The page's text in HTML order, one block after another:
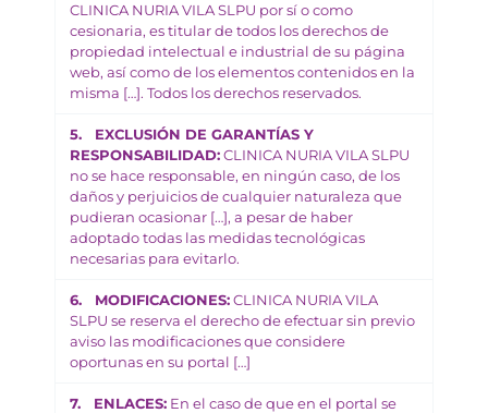
CLINICA NURIA VILA SLPU por sí o como
cesionaria, es titular de todos los derechos de
propiedad intelectual e industrial de su página
web, así como de los elementos contenidos en la
misma […]. Todos los derechos reservados.
5. EXCLUSIÓN DE GARANTÍAS Y
RESPONSABILIDAD:CLINICA NURIA VILA SLPU
no se hace responsable, en ningún caso, de los
daños y perjuicios de cualquier naturaleza que
pudieran ocasionar […], a pesar de haber
adoptado todas las medidas tecnológicas
necesarias para evitarlo.
6. MODIFICACIONES:CLINICA NURIA VILA
SLPU se reserva el derecho de efectuar sin previo
aviso las modificaciones que considere
oportunas en su portal […]
7. ENLACES: En el caso de que en el portal se